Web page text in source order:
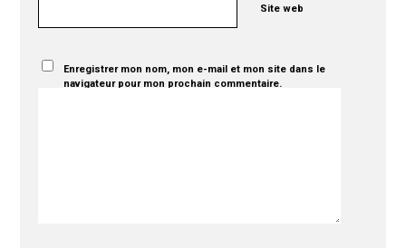
Site web
Enregistrer mon nom, mon e-mail et mon site dans le
navigateur pour mon prochain commentaire.